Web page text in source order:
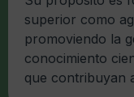
superior como
promoviendo la
conocimiento
que contribuyan